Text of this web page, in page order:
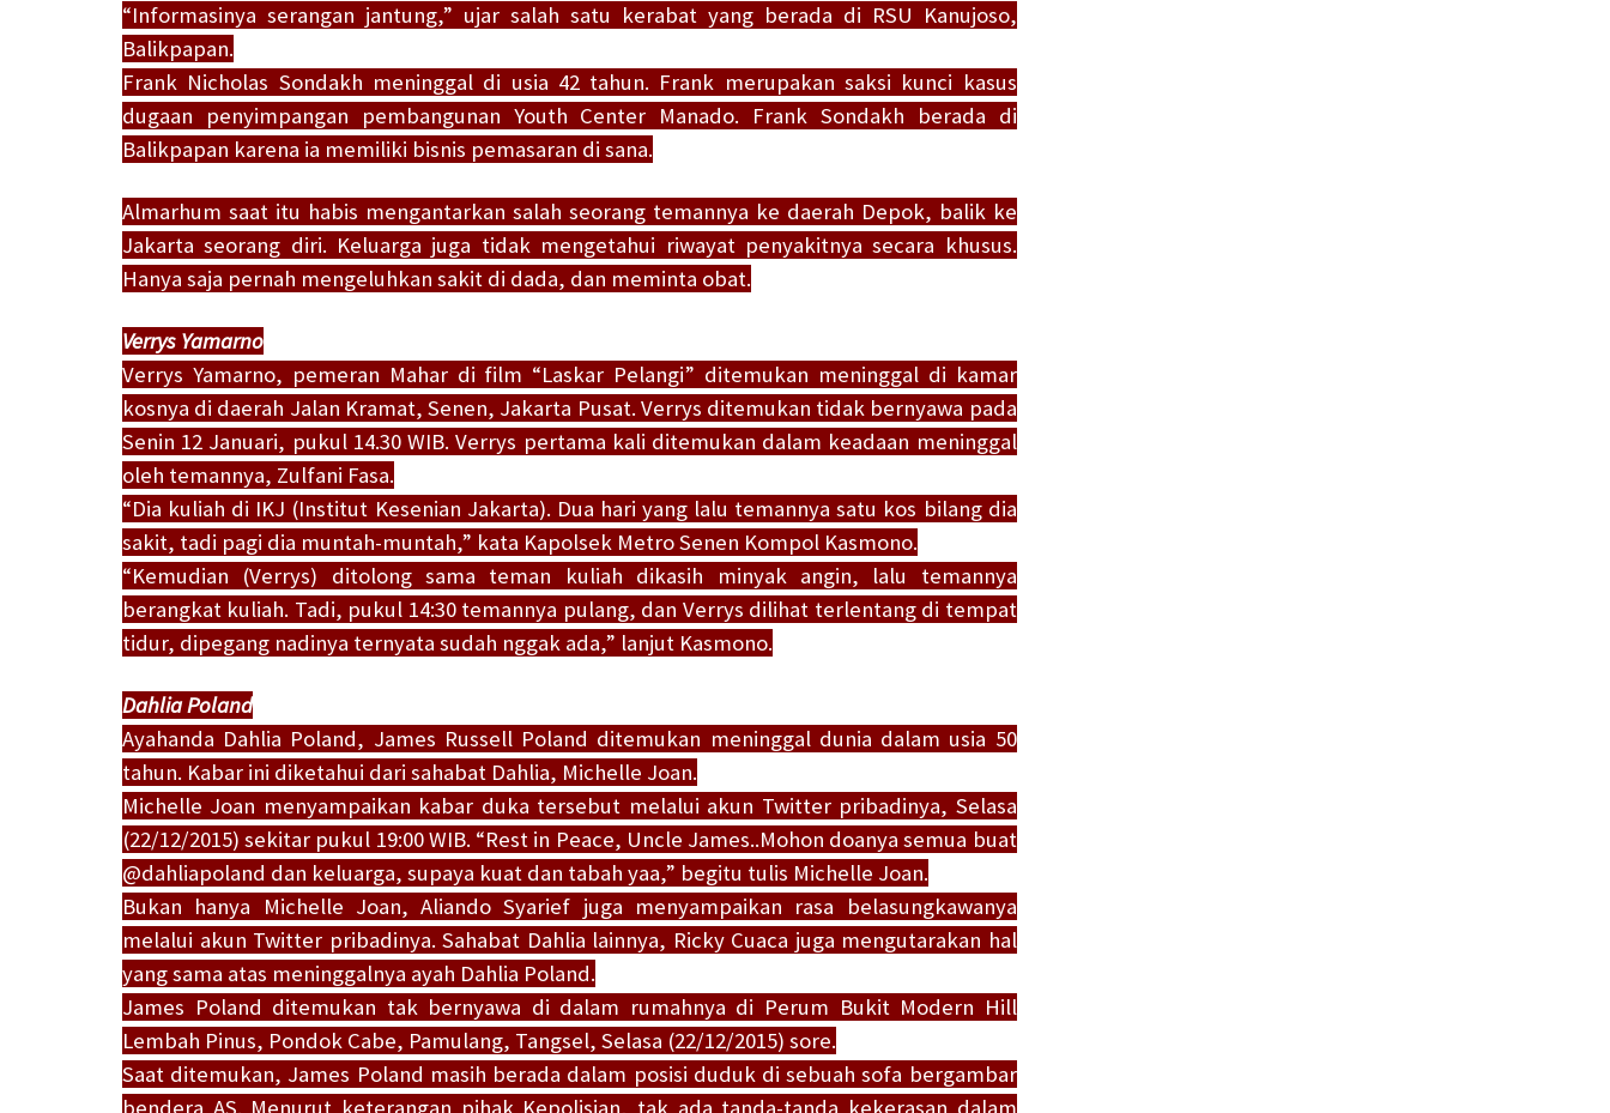
“Informasinya serangan jantung,” ujar salah satu kerabat yang berada di RSU Kanujoso,
Balikpapan.
Frank Nicholas Sondakh meninggal di usia 42 tahun. Frank merupakan saksi kunci kasus
dugaan penyimpangan pembangunan Youth Center Manado. Frank Sondakh berada di
Balikpapan karena ia memiliki bisnis pemasaran di sana.
Almarhum saat itu habis mengantarkan salah seorang temannya ke daerah Depok, balik ke
Jakarta seorang diri. Keluarga juga tidak mengetahui riwayat penyakitnya secara khusus.
Hanya saja pernah mengeluhkan sakit di dada, dan meminta obat.
Verrys Yamarno
Verrys Yamarno, pemeran Mahar di film “Laskar Pelangi” ditemukan meninggal di kamar
kosnya di daerah Jalan Kramat, Senen, Jakarta Pusat. Verrys ditemukan tidak bernyawa pada
Senin 12 Januari, pukul 14.30 WIB. Verrys pertama kali ditemukan dalam keadaan meninggal
oleh temannya, Zulfani Fasa.
“Dia kuliah di IKJ (Institut Kesenian Jakarta). Dua hari yang lalu temannya satu kos bilang dia
sakit, tadi pagi dia muntah-muntah,” kata Kapolsek Metro Senen Kompol Kasmono.
“Kemudian (Verrys) ditolong sama teman kuliah dikasih minyak angin, lalu temannya
berangkat kuliah. Tadi, pukul 14:30 temannya pulang, dan Verrys dilihat terlentang di tempat
tidur, dipegang nadinya ternyata sudah nggak ada,” lanjut Kasmono.
Dahlia Poland
Ayahanda Dahlia Poland, James Russell Poland ditemukan meninggal dunia dalam usia 50
tahun. Kabar ini diketahui dari sahabat Dahlia, Michelle Joan.
Michelle Joan menyampaikan kabar duka tersebut melalui akun Twitter pribadinya, Selasa
(22/12/2015) sekitar pukul 19:00 WIB. “Rest in Peace, Uncle James..Mohon doanya semua buat
@dahliapoland dan keluarga, supaya kuat dan tabah yaa,” begitu tulis Michelle Joan.
Bukan hanya Michelle Joan, Aliando Syarief juga menyampaikan rasa belasungkawanya
melalui akun Twitter pribadinya. Sahabat Dahlia lainnya, Ricky Cuaca juga mengutarakan hal
yang sama atas meninggalnya ayah Dahlia Poland.
James Poland ditemukan tak bernyawa di dalam rumahnya di Perum Bukit Modern Hill
Lembah Pinus, Pondok Cabe, Pamulang, Tangsel, Selasa (22/12/2015) sore.
Saat ditemukan, James Poland masih berada dalam posisi duduk di sebuah sofa bergambar